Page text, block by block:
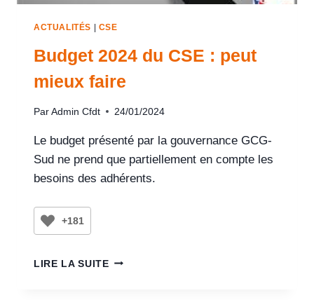
ACTUALITÉS CSE
Budget 2024 du CSE : peut
mieux faire
Par Admin Cfdt 24/01/2024
Le budget présenté par la gouvernance GCG-
Sud ne prend que partiellement en compte les
besoins des adhérents.
+181
LIRE LA SUITE